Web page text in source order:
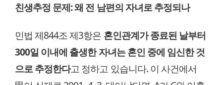
친생추정 문제: 왜 전 남편의 자녀로 추정되나
민법 제844조 제3항은 혼인관계가 종료된 날부터
300일 이내에 출생한 자녀는 혼인 중에 임신한 것
으로 추정한다고 정하고 있습니다. 이 사건에서